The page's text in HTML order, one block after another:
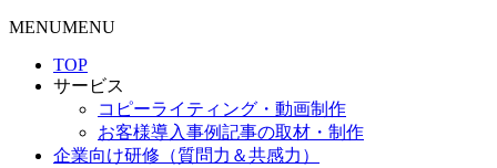
MENUMENU
TOP
サービス
コピーライティング・動画制作
お客様導入事例記事の取材・制作
企業向け研修（質問力＆共感力）